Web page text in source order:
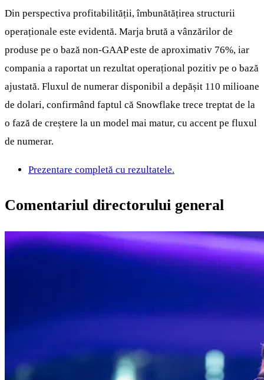
Din perspectiva profitabilității, îmbunătățirea structurii
operaționale este evidentă. Marja brută a vânzărilor de
produse pe o bază non-GAAP este de aproximativ 76%, iar
compania a raportat un rezultat operațional pozitiv pe o bază
ajustată. Fluxul de numerar disponibil a depășit 110 milioane
de dolari, confirmând faptul că Snowflake trece treptat de la
o fază de creștere la un model mai matur, cu accent pe fluxul
de numerar.
Prezentare completă cu rezultatele.
Comentariul directorului general